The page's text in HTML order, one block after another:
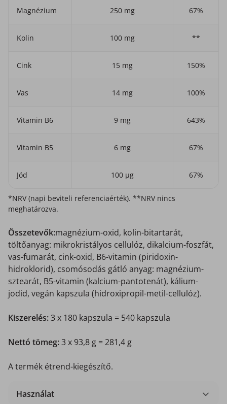
Magnézium 250 mg 67%
Kolin 100 mg **
Cink 15 mg 150%
Vas 14 mg 100%
Vitamin B6 9 mg 643%
Vitamin B5 6 mg 67%
Jód 100 µg 67%
*NRV (napi beviteli referenciaérték). **NRV nincs
meghatározva.
Összetevők:magnézium-oxid, kolin-bitartarát,
töltőanyag: mikrokristályos cellulóz, dikalcium-foszfát,
vas-fumarát, cink-oxid, B6-vitamin (piridoxin-
hidroklorid), csomósodás gátló anyag: magnézium-
sztearát, B5-vitamin (kalcium-pantotenát), kálium-
jodid, vegán kapszula (hidroxipropil-metil-cellulóz).
Kiszerelés:3 x 180 kapszula = 540 kapszula
Nettó tömeg:3 x 93,8 g = 281,4 g
A termék étrend-kiegészítő.
Használat